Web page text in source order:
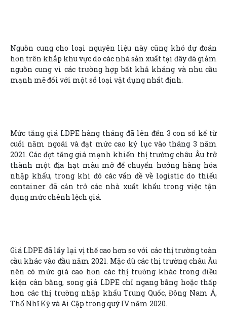
Nguồn cung cho loại nguyên liệu này cũng khó dự đoán
hơn trên khắp khu vực do các nhà sản xuất tại đây đã giảm
nguồn cung vì các trường hợp bất khả kháng và nhu cầu
mạnh mẽ đối với một số loại vật dụng nhất định.
Mức tăng giá LDPE hàng tháng đã lên đến 3 con số kể từ
cuối năm ngoái và đạt mức cao kỷ lục vào tháng 3 năm
2021. Các đợt tăng giá mạnh khiến thị trường châu Âu trở
thành một địa hạt màu mỡ để chuyển hướng hàng hóa
nhập khẩu, trong khi đó các vấn đề về logistic do thiếu
container đã cản trở các nhà xuất khẩu trong việc tận
dụng mức chênh lệch giá.
Giá LDPE đã lấy lại vị thế cao hơn so với các thị trường toàn
cầu khác vào đầu năm 2021. Mặc dù các thị trường châu Âu
nên có mức giá cao hơn các thị trường khác trong điều
kiện cân bằng, song giá LDPE chỉ ngang bằng hoặc thấp
hơn các thị trường nhập khẩu Trung Quốc, Đông Nam Á,
Thổ Nhĩ Kỳ và Ai Cập trong quý IV năm 2020.